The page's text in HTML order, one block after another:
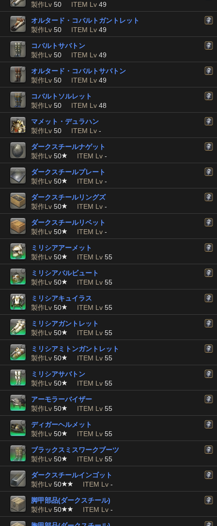
製作Lv 50 ITEM Lv 49
オルタード・コバルトガントレット
製作Lv 50 ITEM Lv 49
コバルトサバトン
製作Lv 50 ITEM Lv 49
オルタード・コバルトサバトン
製作Lv 50 ITEM Lv 49
コバルトソルレット
製作Lv 50 ITEM Lv 48
マメット・デュラハン
製作Lv 50 ITEM Lv -
ダークスチールナゲット
製作Lv 50 ITEM Lv -
ダークスチールプレート
製作Lv 50 ITEM Lv -
ダークスチールリングズ
製作Lv 50 ITEM Lv -
ダークスチールリベット
製作Lv 50 ITEM Lv -
ミリシアアーメット
製作Lv 50 ITEM Lv 55
ミリシアバルビュート
製作Lv 50 ITEM Lv 55
ミリシアキュイラス
製作Lv 50 ITEM Lv 55
ミリシアガントレット
製作Lv 50 ITEM Lv 55
ミリシアミトンガントレット
製作Lv 50 ITEM Lv 55
ミリシアサバトン
製作Lv 50 ITEM Lv 55
アーモラーバイザー
製作Lv 50 ITEM Lv 55
ディガーヘルメット
製作Lv 50 ITEM Lv 55
ブラックスミスワークブーツ
製作Lv 50 ITEM Lv 55
ダークスチールインゴット
製作Lv 50 ITEM Lv -
脚甲部品(ダークスチール)
製作Lv 50 ITEM Lv -